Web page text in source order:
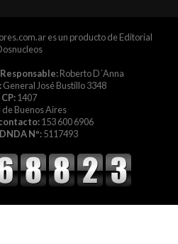
es un producto de Editorial
Roberto D´Anna
General José Bustillo 3348
CP:1407
Buenos Aires
153 600 6906
Nº:5117493